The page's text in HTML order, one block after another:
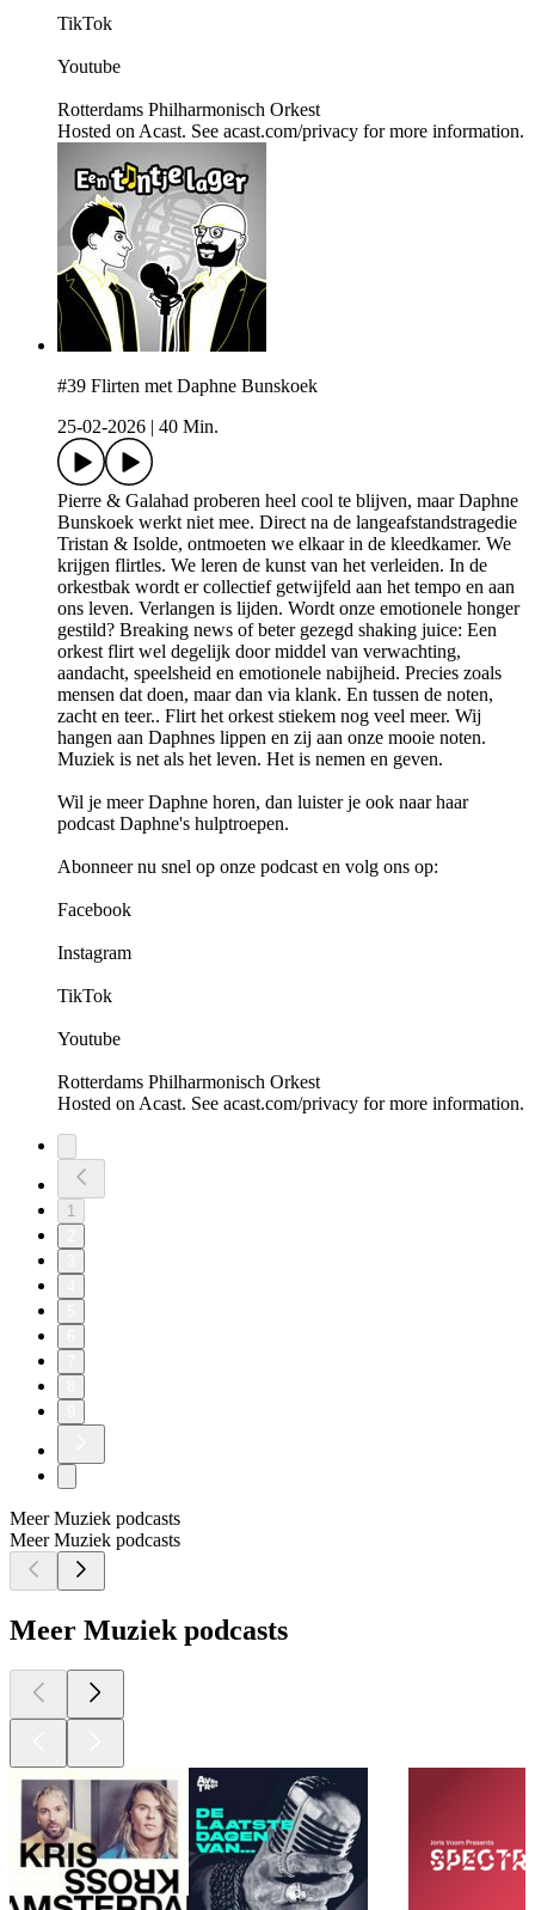
TikTok
Youtube
Rotterdams Philharmonisch Orkest
Hosted on Acast. See acast.com/privacy for more information.
#39 Flirten met Daphne Bunskoek
25-02-2026 | 40 Min.
Pierre & Galahad proberen heel cool te blijven, maar Daphne
Bunskoek werkt niet mee. Direct na de langeafstandstragedie
Tristan & Isolde, ontmoeten we elkaar in de kleedkamer. We
krijgen flirtles. We leren de kunst van het verleiden. In de
orkestbak wordt er collectief getwijfeld aan het tempo en aan
ons leven. Verlangen is lijden. Wordt onze emotionele honger
gestild? Breaking news of beter gezegd shaking juice: Een
orkest flirt wel degelijk door middel van verwachting,
aandacht, speelsheid en emotionele nabijheid. Precies zoals
mensen dat doen, maar dan via klank. En tussen de noten,
zacht en teer.. Flirt het orkest stiekem nog veel meer. Wij
hangen aan Daphnes lippen en zij aan onze mooie noten.
Muziek is net als het leven. Het is nemen en geven.
Wil je meer Daphne horen, dan luister je ook naar haar
podcast Daphne's hulptroepen.
Abonneer nu snel op onze podcast en volg ons op:
Facebook
Instagram
TikTok
Youtube
Rotterdams Philharmonisch Orkest
Hosted on Acast. See acast.com/privacy for more information.
1
Meer Muziek podcasts
Meer Muziek podcasts
Meer Muziek podcasts